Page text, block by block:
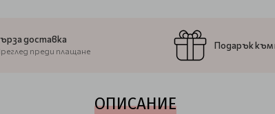
доставка
преди плащане
Подарък към
ОПИСАНИЕ